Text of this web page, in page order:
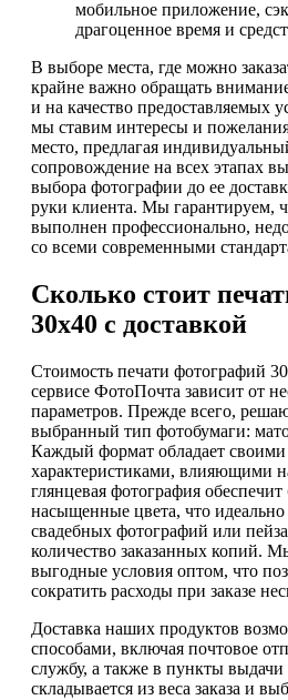
мобильное приложение,
драгоценное время и
В выборе места, где можно
крайне важно обращать
и на качество предоставляемых
мы ставим интересы и
место, предлагая
сопровождение на всех этапах
выбора фотографии до ее
руки клиента. Мы гарантируем,
выполнен профессионально,
со всеми современными
Сколько стоит
30х40 с доставкой
Стоимость печати фотографий
сервисе ФотоПочта зависит от
параметров. Прежде всего,
выбранный тип фотобумаги:
Каждый формат обладает
характеристиками, влияющими
глянцевая фотография обеспечит
насыщенные цвета, что идеально
свадебных фотографий или
количество заказанных копий.
выгодные условия оптом, что
сократить расходы при заказе
Доставка наших продуктов
способами, включая почтовое
службу, а также в пункты
складывается из веса заказа и